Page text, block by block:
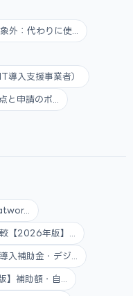
外：代わりに使...
導入支援事業者）
申請のポ...
【2026年版】...
入補助金・デジ...
補助額・自...